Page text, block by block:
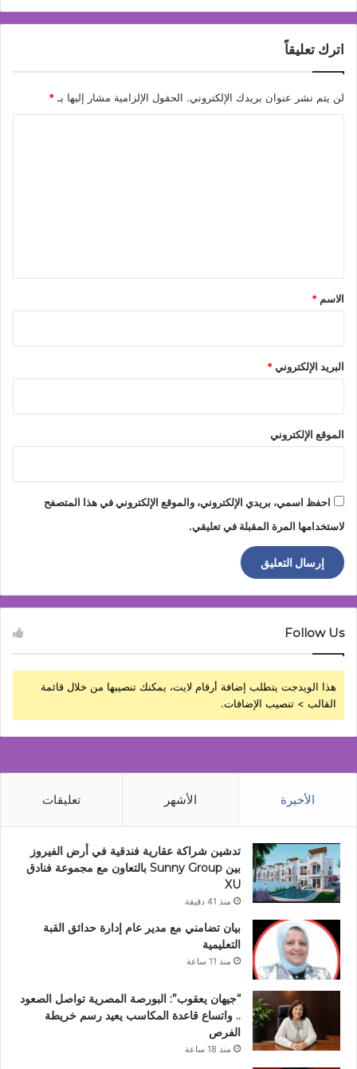
اترك تعليقاً
لن يتم نشر عنوان بريدك الإلكتروني. الحقول الإلزامية مشار إليها بـ*
*
الاسم *
البريد الإلكتروني*
الموقع الإلكتروني
احفظ اسمي، بريدي الإلكتروني، والموقع الإلكتروني في هذا المتصفح
لاستخدامها المرة المقبلة في تعليقي.
Follow Us
هذا الويدجت يتطلب إضافة أرقام لايت، يمكنك تنصيبها من خلال قائمة
القالب > تنصيب الإضافات.
الأخيرة الأشهر تعليقات
تدشين شراكة عقارية فندقية في أرض الفيروز
بين Sunny Group بالتعاون مع مجموعة فنادق
XU
منذ 41 دقيقة
بيان تضامني مع مدير عام إدارة حدائق القبة
التعليمية
منذ 11 ساعة
“جيهان يعقوب”: البورصة المصرية تواصل الصعود
.. واتساع قاعدة المكاسب يعيد رسم خريطة
الفرص
منذ 18 ساعة